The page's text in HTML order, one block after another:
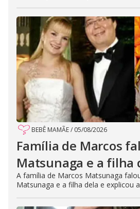
BEBÊ MAMÃE/ 05/08/2026
Família de Marcos
Matsunaga e a filha
A família de Marcos Matsunaga
Matsunaga e a filha dela e explicou